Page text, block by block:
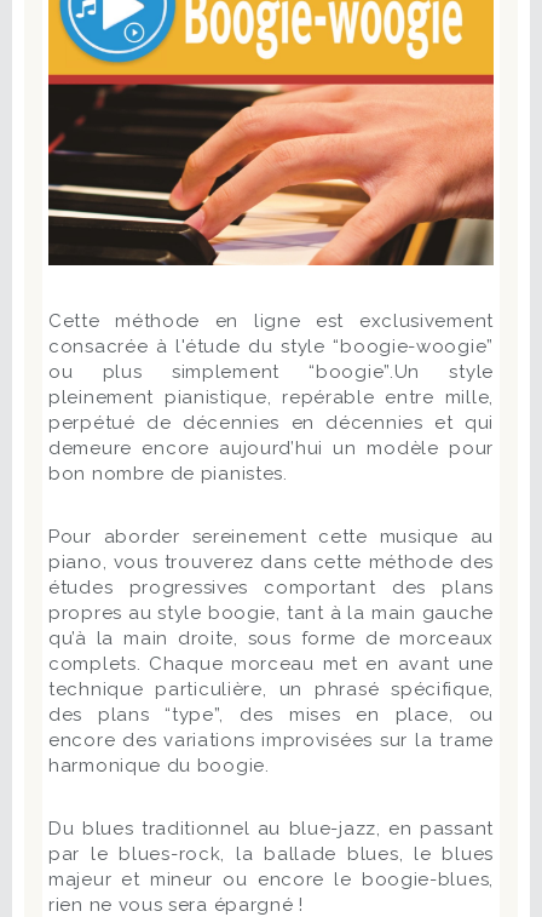
Cette méthode en ligne est exclusivement
consacrée à l'étude du style “boogie-woogie”
ou plus simplement “boogie”.Un style
pleinement pianistique, repérable entre mille,
perpétué de décennies en décennies et qui
demeure encore aujourd’hui un modèle pour
bon nombre de pianistes.
Pour aborder sereinement cette musique au
piano, vous trouverez dans cette méthode des
études progressives comportant des plans
propres au style boogie, tant à la main gauche
qu’à la main droite, sous forme de morceaux
complets. Chaque morceau met en avant une
technique particulière, un phrasé spécifique,
des plans “type”, des mises en place, ou
encore des variations improvisées sur la trame
harmonique du boogie.
Du blues traditionnel au blue-jazz, en passant
par le blues-rock, la ballade blues, le blues
majeur et mineur ou encore le boogie-blues,
rien ne vous sera épargné !